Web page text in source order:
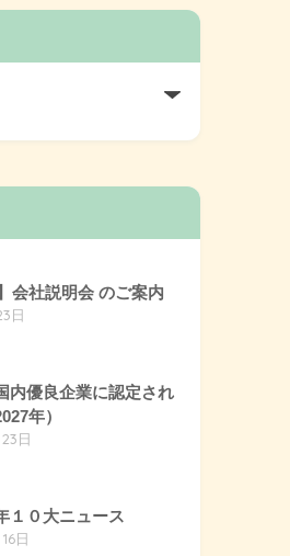
会社説明会 のご案内
日
内優良企業に認定され
年）
日
１０大ニュース
日